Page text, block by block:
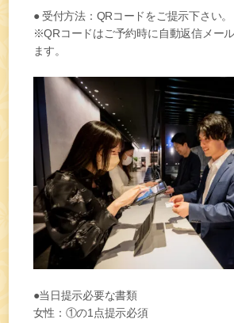
● 受付方法：QRコードをご提示下さい。
※QRコードはご予約時に自動返信メー
ます。
●当日提示必要な書類
女性：①の1点提示必須